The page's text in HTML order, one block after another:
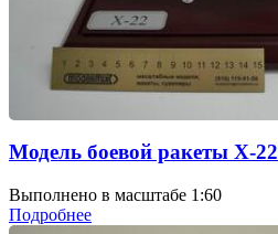
Модель боевой ракеты Х-22
Выполнено в масштабе 1:60
Подробнее